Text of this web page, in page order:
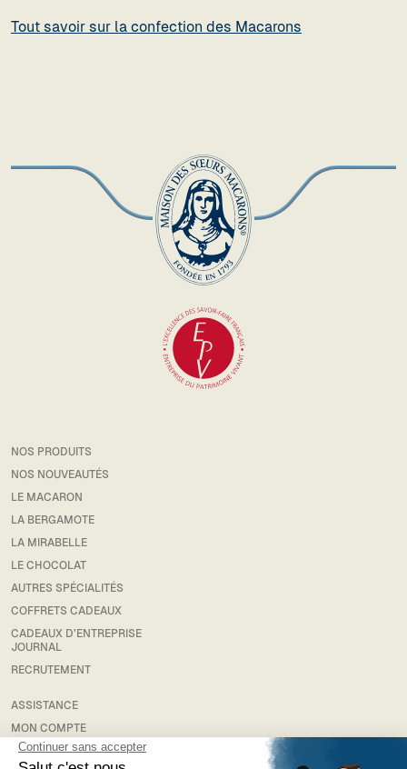
Tout savoir sur la confection des Macarons
NOS PRODUITS
NOS NOUVEAUTÉS
LE MACARON
LA BERGAMOTE
LA MIRABELLE
LE CHOCOLAT
AUTRES SPÉCIALITÉS
COFFRETS CADEAUX
CADEAUX D’ENTREPRISE
JOURNAL
RECRUTEMENT
ASSISTANCE
MON COMPTE
RETOUR